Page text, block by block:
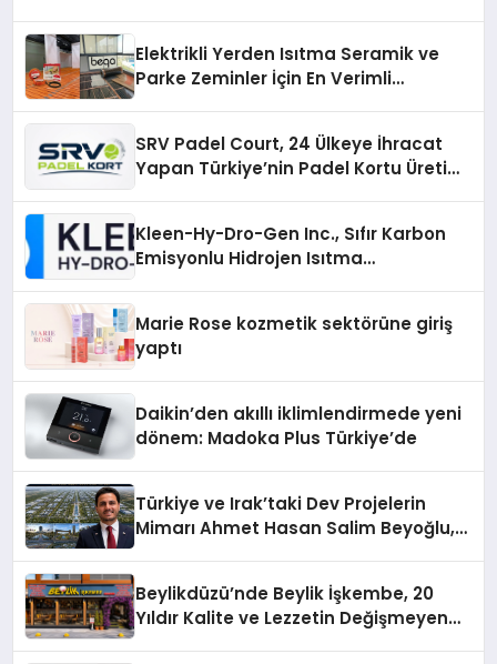
Elektrikli Yerden Isıtma Seramik ve
Parke Zeminler İçin En Verimli
SRV Padel Court, 24 Ülkeye İhracat
Yapan Türkiye’nin Padel Kortu Üretim
Kleen-Hy-Dro-Gen Inc., Sıfır Karbon
Emisyonlu Hidrojen Isıtma
Marie Rose kozmetik sektörüne giriş
yaptı
Daikin’den akıllı iklimlendirmede yeni
dönem: Madoka Plus Türkiye’de
Türkiye ve Irak’taki Dev Projelerin
Mimarı Ahmet Hasan Salim Beyoğlu,
Hayata Geçirecek
Beylikdüzü’nde Beylik İşkembe, 20
Yıldır Kalite ve Lezzetin Değişmeyen